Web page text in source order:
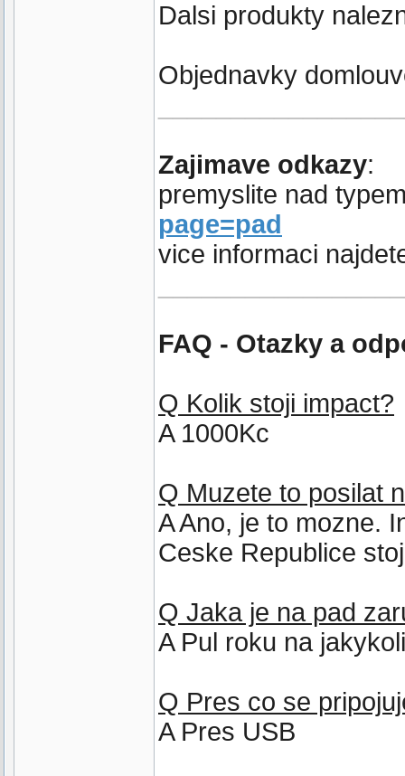
Dalsi produkty
Objednavky
Zajimave odkazy:
premyslite nad
page=pad
vice informaci
FAQ - Otazky a
Q Kolik stoji impact?
A 1000Kc
Q Muzete to posilat
A Ano, je to mozne.
Ceske Republice
Q Jaka je na pad
A Pul roku na
Q Pres co se
A Pres USB